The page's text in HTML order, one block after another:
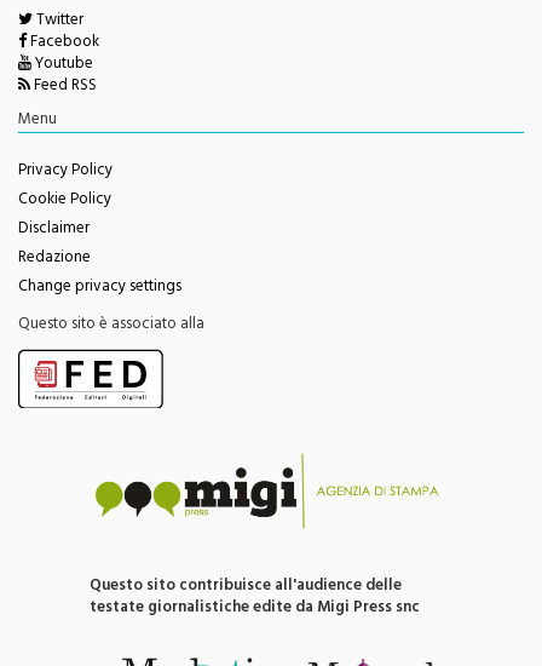
Twitter
Facebook
Youtube
Feed RSS
Menu
Privacy Policy
Cookie Policy
Disclaimer
Redazione
Change privacy settings
Questo sito è associato alla
Questo sito contribuisce all'audience delle
testate giornalistiche edite da Migi Press snc